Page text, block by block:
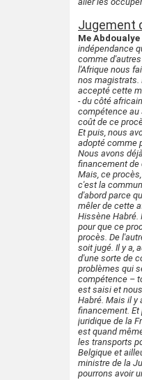
Jugement
Me Abdoualye
indépendance
comme
l'Afrique nous
nos magistrats.
accepté cette
- du côté
compétence au
coût de ce
Et puis, nous
adopté comme
Nous avons
financement de
Mais, ce
c'est la
d'abord parce
mêler de cette
Hissène Habré.
pour que ce
procès. De
soit jugé. Il y a,
d'une sorte de
problèmes qui
compétence –
est saisi et
Habré. Mais il y
financement. Et
juridique de la
est quand
les transports
Belgique et
ministre de la
pourrons avoir